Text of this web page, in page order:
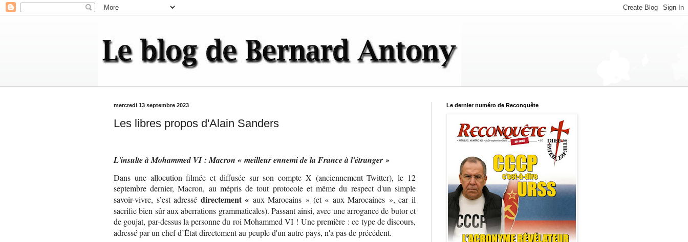
mercredi 13 septembre 2023
Les libres propos d'Alain Sanders
L'insulte à Mohammed VI : Macron « meilleur ennemi de la France à l'étranger »
Dans une allocution filmée et diffusée sur son compte X (anciennement Twitter), le 12
septembre dernier, Macron, au mépris de tout protocole et même du respect d'un simple
savoir-vivre, s’est adressé directement « aux Marocains » (et « aux Marocaines », car il
sacrifie bien sûr aux aberrations grammaticales). Passant ainsi, avec une arrogance de butor et
de goujat, par-dessus la personne du roi Mohammed VI ! Une première : ce type de discours,
adressé par un chef d’État directement au peuple d'un autre pays, n'a pas de précédent.
Le dernier numéro de Reconquête